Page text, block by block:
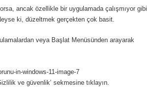
ancak özellikle bir uygulamada çalışmıyor gibi
ki, düzeltmek gerçekten çok basit.
veya Başlat Menüsünden arayarak
ve güvenlik’ sekmesine tıklayın.